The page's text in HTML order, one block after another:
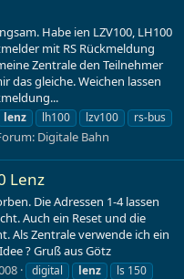
Habe ien LZV100, LH100
mit RS Rückmeldung
Zentrale den Teilnehmer
das gleiche. Weichen lassen
lenz lh100 lzv100
rs-bus
Digitale Bahn
Lenz
Die Adressen 1-4 lassen
Auch ein Reset und die
Als Zentrale verwende ich ein
? Gruß aus Götz
digital lenz
ls 150